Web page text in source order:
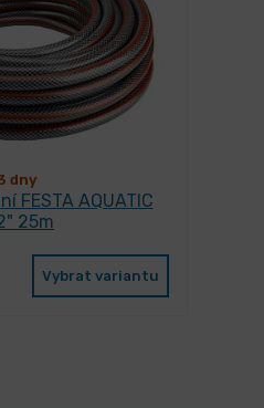
dny
FESTA AQUATIC
25m
Vybrat variantu